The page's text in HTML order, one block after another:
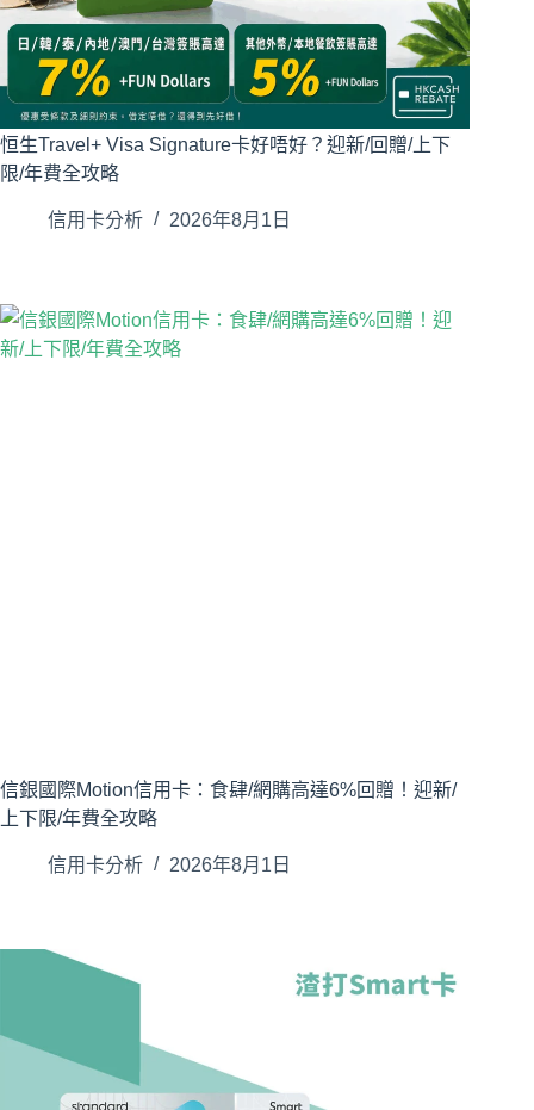
恒生Travel+ Visa Signature卡好唔好？迎新/回贈/上下
限/年費全攻略
信用卡分析 2026年8月1日
信銀國際Motion信用卡：食肆/網購高達6%回贈！迎新/
上下限/年費全攻略
信用卡分析 2026年8月1日